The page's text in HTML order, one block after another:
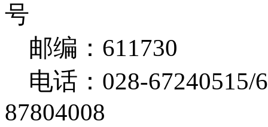
号
邮编：611730
电话：028-67240515/
87804008